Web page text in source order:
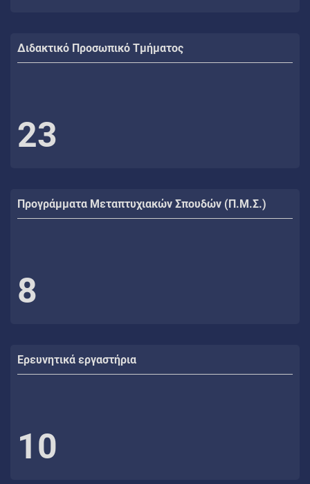
Διδακτικό Προσωπικό Τμήματος
23
Προγράμματα Μεταπτυχιακών Σπουδών (Π.Μ.Σ.)
8
Ερευνητικά εργαστήρια
10